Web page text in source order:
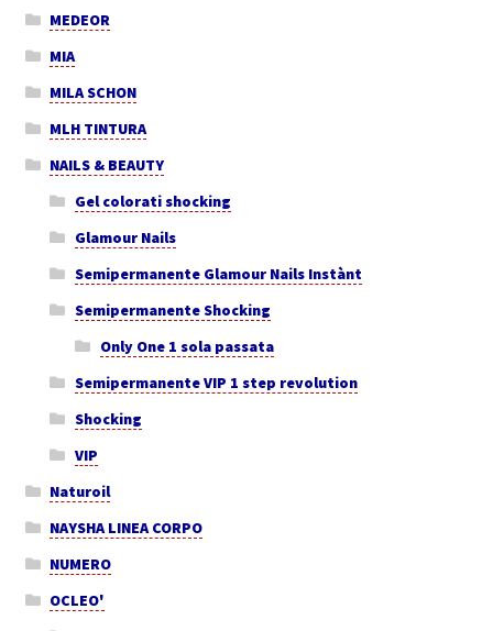
MEDEOR
MIA
MILA SCHON
MLH TINTURA
NAILS & BEAUTY
Gel colorati shocking
Glamour Nails
Semipermanente Glamour Nails Instànt
Semipermanente Shocking
Only One 1 sola passata
Semipermanente VIP 1 step revolution
Shocking
VIP
Naturoil
NAYSHA LINEA CORPO
NUMERO
OCLEO'